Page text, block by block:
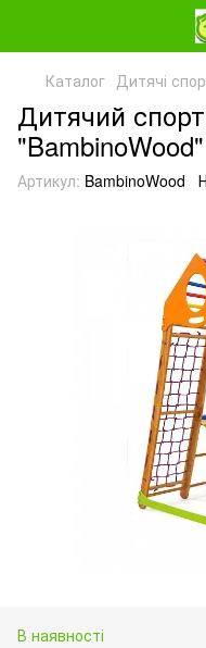
Каталог Дитячі
Дитячий
"BambinoWood"
Артикул: BambinoWood
В наявності